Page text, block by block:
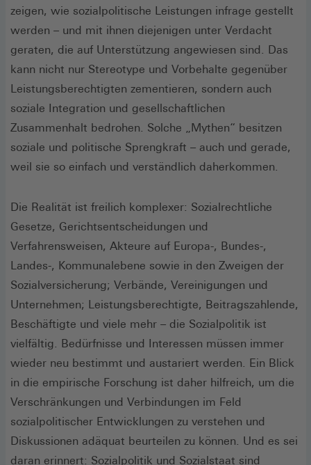
zeigen, wie sozialpolitische Leistungen infrage gestellt
werden – und mit ihnen diejenigen unter Verdacht
geraten, die auf Unterstützung angewiesen sind. Das
kann nicht nur Stereotype und Vorbehalte gegenüber
Leistungsberechtigten zementieren, sondern auch
soziale Integration und gesellschaftlichen
Zusammenhalt bedrohen. Solche „Mythen“ besitzen
soziale und politische Sprengkraft – auch und gerade,
weil sie so einfach und verständlich daherkommen.
Die Realität ist freilich komplexer: Sozialrechtliche
Gesetze, Gerichtsentscheidungen und
Verfahrensweisen, Akteure auf Europa-, Bundes-,
Landes-, Kommunalebene sowie in den Zweigen der
Sozialversicherung; Verbände, Vereinigungen und
Unternehmen; Leistungsberechtigte, Beitragszahlende,
Beschäftigte und viele mehr – die Sozialpolitik ist
vielfältig. Bedürfnisse und Interessen müssen immer
wieder neu bestimmt und austariert werden. Ein Blick
in die empirische Forschung ist daher hilfreich, um die
Verschränkungen und Verbindungen im Feld
sozialpolitischer Entwicklungen zu verstehen und
Diskussionen adäquat beurteilen zu können. Und es sei
daran erinnert: Sozialpolitik und Sozialstaat sind